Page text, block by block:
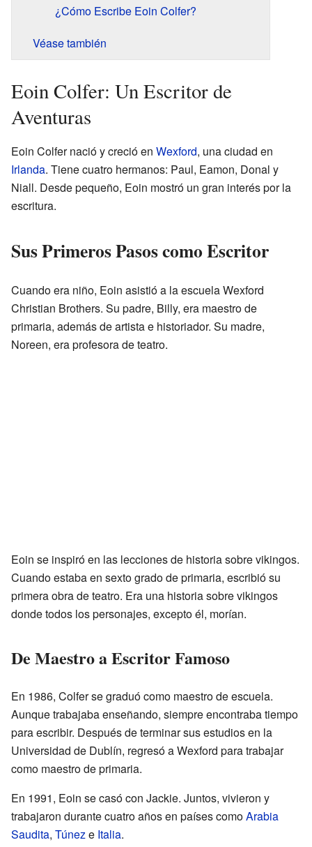
¿Cómo Escribe Eoin Colfer?
Véase también
Eoin Colfer: Un Escritor de
Aventuras
Eoin Colfer nació y creció en Wexford, una ciudad en
Irlanda. Tiene cuatro hermanos: Paul, Eamon, Donal y
Niall. Desde pequeño, Eoin mostró un gran interés por la
escritura.
Sus Primeros Pasos como Escritor
Cuando era niño, Eoin asistió a la escuela Wexford
Christian Brothers. Su padre, Billy, era maestro de
primaria, además de artista e historiador. Su madre,
Noreen, era profesora de teatro.
Eoin se inspiró en las lecciones de historia sobre vikingos.
Cuando estaba en sexto grado de primaria, escribió su
primera obra de teatro. Era una historia sobre vikingos
donde todos los personajes, excepto él, morían.
De Maestro a Escritor Famoso
En 1986, Colfer se graduó como maestro de escuela.
Aunque trabajaba enseñando, siempre encontraba tiempo
para escribir. Después de terminar sus estudios en la
Universidad de Dublín, regresó a Wexford para trabajar
como maestro de primaria.
En 1991, Eoin se casó con Jackie. Juntos, vivieron y
trabajaron durante cuatro años en países comoArabia
Saudita, Túneze Italia.